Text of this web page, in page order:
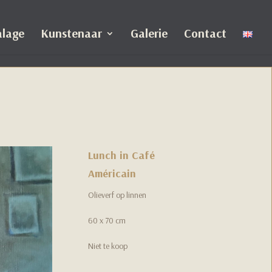
Kunstenaar Galerie Contact
Lunch in Café
Américain
Olieverf op linnen
60 x 70 cm
Niet te koop